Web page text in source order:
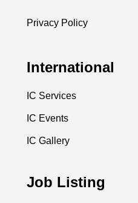
Privacy Policy
International
IC Services
IC Events
IC Gallery
Job Listing